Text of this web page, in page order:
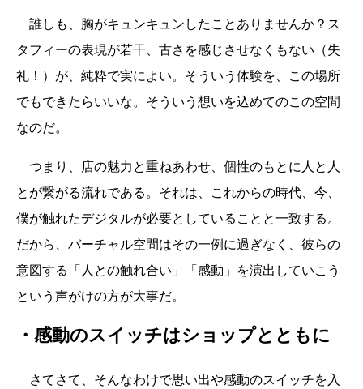
誰しも、胸がキュンキュンしたことありませんか？ス
タフィーの表現が若干、古さを感じさせなくもない（失
礼！）が、純粋で実によい。そういう体験を、この場所
でもできたらいいな。そういう想いを込めてのこの空間
なのだ。
つまり、店の魅力と重ねあわせ、個性のもとに人と人
とが繋がる流れである。それは、これからの時代、今、
僕が触れたデジタルが必要としていることと一致する。
だから、バーチャル空間はその一例に過ぎなく、彼らの
意図する「人との触れ合い」「感動」を演出していこう
という声がけの方が大事だ。
・感動のスイッチはショップとともに
さてさて、そんなわけで思い出や感動のスイッチを入